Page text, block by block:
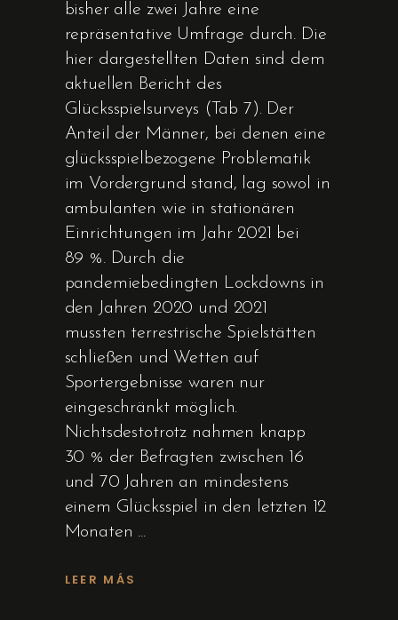
bisher alle zwei Jahre eine
repräsentative Umfrage durch. Die
hier dargestellten Daten sind dem
aktuellen Bericht des
Glücksspielsurveys (Tab 7). Der
Anteil der Männer, bei denen eine
glücksspiel­bezogene Problematik
im Vordergrund stand, lag sowol in
ambulanten wie in stationären
Einrichtungen im Jahr 2021 bei
89 %. Durch die
pandemiebedingten Lockdowns in
den Jahren 2020 und 2021
mussten terrestrische Spielstätten
schließen und Wetten auf
Sportergebnisse waren nur
eingeschränkt möglich.
Nichtsdestotrotz nahmen knapp
30 % der Befragten zwischen 16
und 70 Jahren an mindestens
einem Glücksspiel in den letzten 12
Monaten
LEER MÁS